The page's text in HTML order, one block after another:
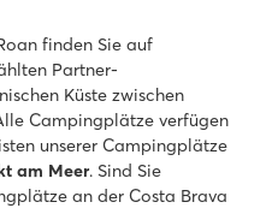
Schwimmbecken und
gelegen
finden Sie auf
Partner-
Küste zwischen
Campingplätze verfügen
unserer Campingplätze
am Meer. Sind Sie
an der Costa Brava